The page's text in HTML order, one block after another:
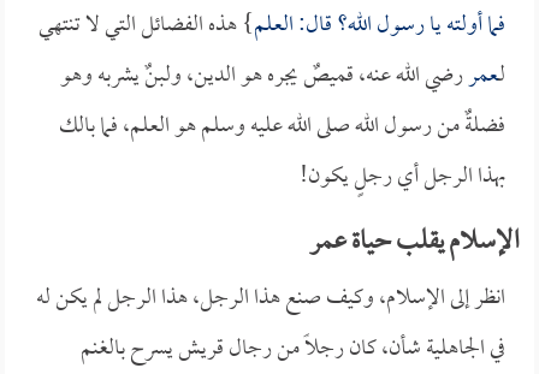
فما أولته يا رسول الله؟ قال: العلم} هذه الفضائل التي لا تنتهي
لـعمررضي الله عنه، قميصٌ يجره هو الدين، ولبنٌ يشربه وهو
فضلةٌ من رسول الله صلى الله عليه وسلم هو العلم، فما بالك
بهذا الرجل أي رجلٍ يكون!
الإسلام يقلب حياة عمر
انظر إلى الإسلام، وكيف صنع هذا الرجل، هذا الرجل لم يكن له
في الجاهلية شأن، كان رجلاً من رجال قريش يسرح بالغنم